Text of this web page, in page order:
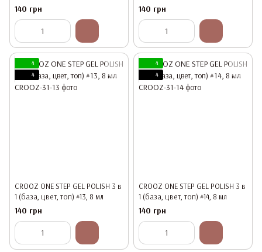
140 грн 140 грн
4
4
CROOZ ONE STEP GEL POLISH 3 в
1 (база, цвет, топ) #13, 8 мл
140 грн
4
4
CROOZ ONE STEP GEL POLISH 3 в
1 (база, цвет, топ) #14, 8 мл
140 грн